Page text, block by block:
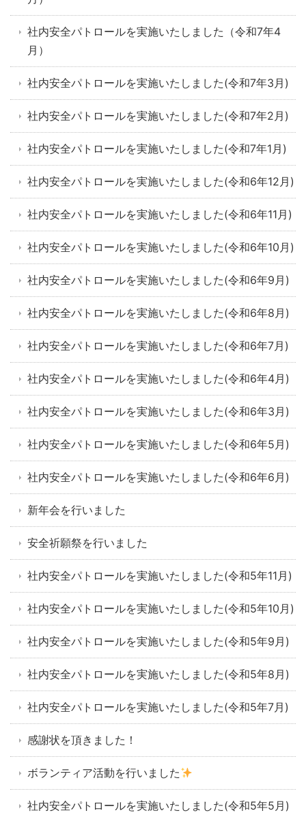
社内安全パトロールを実施いたしました（令和7年4
月）
社内安全パトロールを実施いたしました(令和7年3月)
社内安全パトロールを実施いたしました(令和7年2月)
社内安全パトロールを実施いたしました(令和7年1月)
社内安全パトロールを実施いたしました(令和6年12月)
社内安全パトロールを実施いたしました(令和6年11月)
社内安全パトロールを実施いたしました(令和6年10月)
社内安全パトロールを実施いたしました(令和6年9月)
社内安全パトロールを実施いたしました(令和6年8月)
社内安全パトロールを実施いたしました(令和6年7月)
社内安全パトロールを実施いたしました(令和6年4月)
社内安全パトロールを実施いたしました(令和6年3月)
社内安全パトロールを実施いたしました(令和6年5月)
社内安全パトロールを実施いたしました(令和6年6月)
新年会を行いました
安全祈願祭を行いました
社内安全パトロールを実施いたしました(令和5年11月)
社内安全パトロールを実施いたしました(令和5年10月)
社内安全パトロールを実施いたしました(令和5年9月)
社内安全パトロールを実施いたしました(令和5年8月)
社内安全パトロールを実施いたしました(令和5年7月)
感謝状を頂きました！
ボランティア活動を行いました
社内安全パトロールを実施いたしました(令和5年5月)